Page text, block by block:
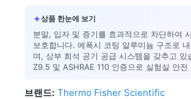
✦상품 한눈에 보기
분말, 입자 및 증기를 효과적으로 차단하여
보호합니다. 에폭시 코팅 알루미늄 구조로
며, 상부 희석 공기 공급 시스템을 갖추고 있
Z9.5 및 ASHRAE 110 인증으로 실험실 안전
브랜드: Thermo Fisher Scientific